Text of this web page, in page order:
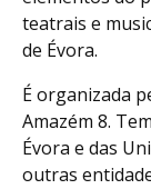
teatrais e
de Évora.
É organizada
Amazém 8.
Évora e das
outras